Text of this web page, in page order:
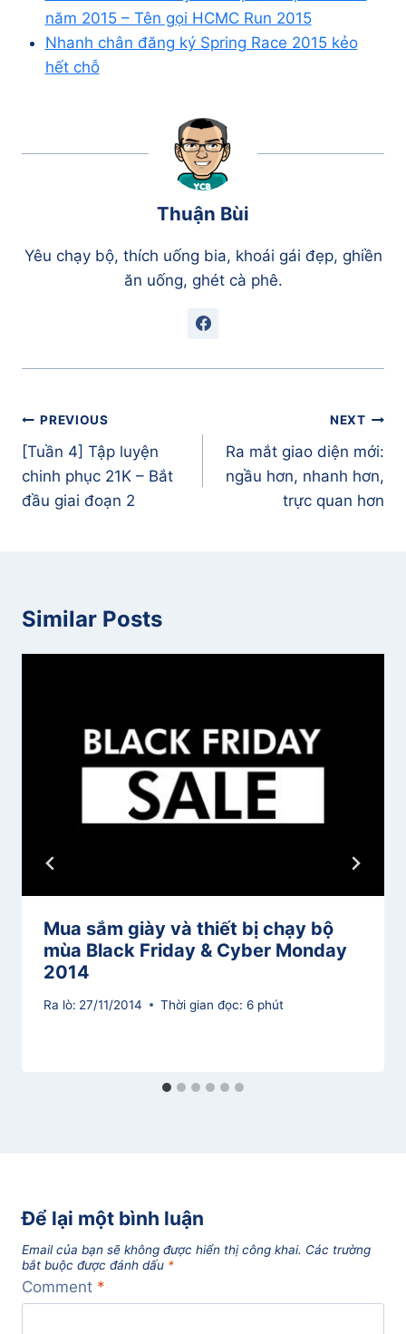
năm 2015 – Tên gọi HCMC Run 2015
Nhanh chân đăng ký Spring Race 2015 kẻo
hết chỗ
Thuận Bùi
Yêu chạy bộ, thích uống bia, khoái gái đẹp, ghiền
ăn uống, ghét cà phê.
Điều
hướng
bài
viết
PREVIOUS
[Tuần 4] Tập luyện
chinh phục 21K – Bắt
đầu giai đoạn 2
NEXT
Ra mắt giao diện mới:
ngầu hơn, nhanh hơn,
trực quan hơn
Similar Posts
Mua sắm giày và thiết bị chạy bộ
mùa Black Friday & Cyber Monday
2014
Ra lò: 27/11/2014 Thời gian đọc: 6 phút
Để lại một bình luận
Email của bạn sẽ không được hiển thị công khai. Các trường
bắt buộc được đánh dấu *
Comment *